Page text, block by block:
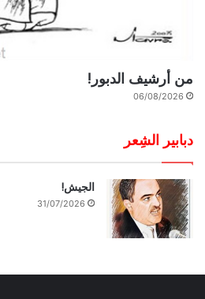
من أرشيف الدبور!
06/08/2026
دبابير الشِعر
الجيش!
31/07/2026